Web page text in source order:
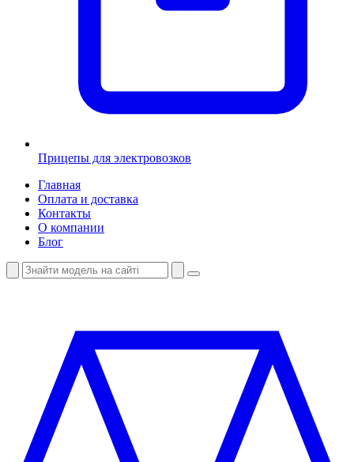
Прицепы для электровозков
Главная
Оплата и доставка
Контакты
О компании
Блог